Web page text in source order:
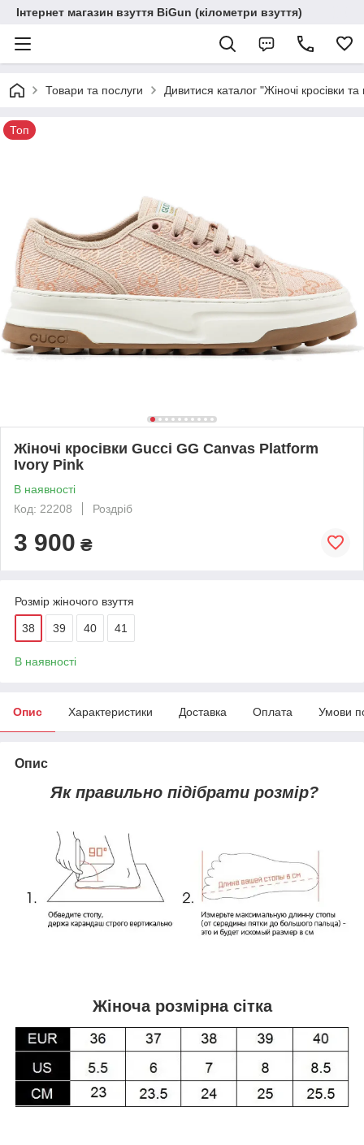
Інтернет магазин взуття BiGun (кілометри взуття)
Товари та послуги Дивитися каталог "Жіночі кросівки та
Топ
Жіночі кросівки Gucci GG Canvas Platform
Ivory Pink
В наявності
Код: 22208
Роздріб
3 900 ₴
Розмір жіночого взуття
38 39 40 41
В наявності
Опис Характеристики Доставка Оплата Умови
Опис
Як правильно підібрати розмір?
Жіноча розмірна сітка